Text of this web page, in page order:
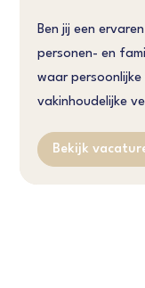
Ben jij een
personen- en
waar
vakinhoudelijke
Bekijk